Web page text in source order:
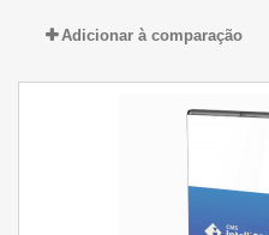
Adicionar à comparação